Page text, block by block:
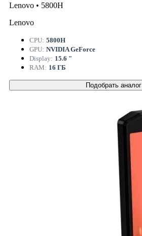
Lenovo • 5800H
Lenovo
CPU: 5800H
GPU: NVIDIA GeForce
Display: 15.6 "
RAM: 16 ГБ
Подобрать аналог